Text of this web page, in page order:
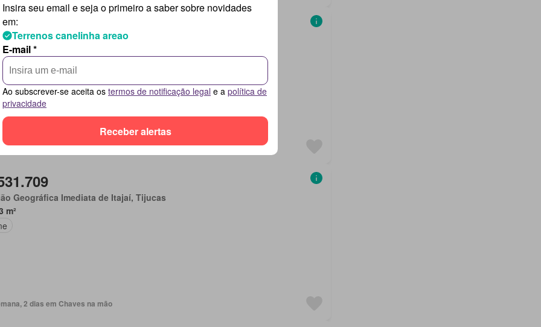
Geográfica Imediata de Itajaí, Tijucas
m²
2 dias em Chaves na mão
Geográfica Imediata de Itajaí, Tijucas
m²
2 dias em Chaves na mão
Insira seu email e seja o primeiro a saber sobre novidades
em:
Terrenos canelinha areao
E-mail *
Ao subscrever-se aceita os termos de notificação legal e a política de
privacidade
Receber alertas